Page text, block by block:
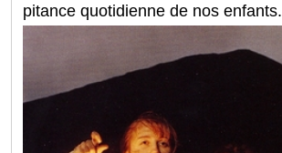
pitance quotidienne de nos enfants.